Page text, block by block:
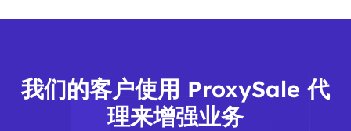
我们的客户使用 ProxySale 代
理来增强业务